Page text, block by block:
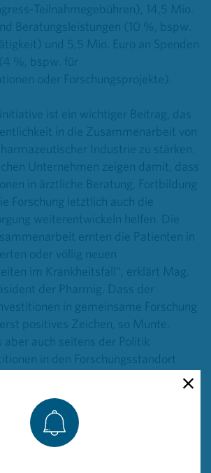
Teilnahmegebühren), 14,5 Mio.
Beratungsleistungen (10 %, bspw.
und 5,5 Mio. Euro an Spenden
%, bspw. für
oder Forschungsprojekte).
ist ein wichtiger Beitrag, das
in die Zusammenarbeit von
Industrie zu stärken.
Unternehmen zeigen damit, dass
in ärztliche Beratung, Fortbildung
Forschung letztlich auch die
weiterentwickeln helfen. Die
ernten die Patienten in
oder völlig neuen
im Krankheitsfall“, erklärt Mag.
der Pharmig. Dass der
in gemeinsame Forschung
positives Zeichen, so Munte.
aber auch seitens der Politik
in den Forschungsstandort
Thomas Szekeres, Präsident der
begrüßt die
„Arztsein ist mehr als ein